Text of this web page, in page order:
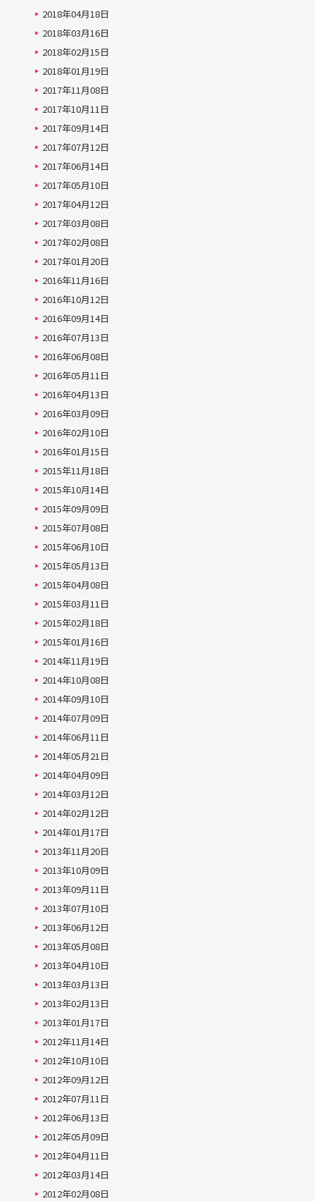
2018年04月18日
2018年03月16日
2018年02月15日
2018年01月19日
2017年11月08日
2017年10月11日
2017年09月14日
2017年07月12日
2017年06月14日
2017年05月10日
2017年04月12日
2017年03月08日
2017年02月08日
2017年01月20日
2016年11月16日
2016年10月12日
2016年09月14日
2016年07月13日
2016年06月08日
2016年05月11日
2016年04月13日
2016年03月09日
2016年02月10日
2016年01月15日
2015年11月18日
2015年10月14日
2015年09月09日
2015年07月08日
2015年06月10日
2015年05月13日
2015年04月08日
2015年03月11日
2015年02月18日
2015年01月16日
2014年11月19日
2014年10月08日
2014年09月10日
2014年07月09日
2014年06月11日
2014年05月21日
2014年04月09日
2014年03月12日
2014年02月12日
2014年01月17日
2013年11月20日
2013年10月09日
2013年09月11日
2013年07月10日
2013年06月12日
2013年05月08日
2013年04月10日
2013年03月13日
2013年02月13日
2013年01月17日
2012年11月14日
2012年10月10日
2012年09月12日
2012年07月11日
2012年06月13日
2012年05月09日
2012年04月11日
2012年03月14日
2012年02月08日